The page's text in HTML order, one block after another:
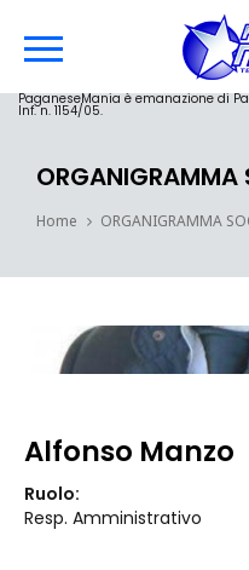
PaganeseMania è emanazione di
Inf. n. 1154/05.
Home ORGANIGRAMMA
Alfonso Manzo
Ruolo:
Resp. Amministrativo